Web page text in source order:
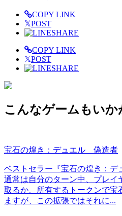
COPY LINK
𝕏POST
SHARE
COPY LINK
𝕏POST
SHARE
こんなゲームもいか
宝石の煌き：デュエル 偽造者
ベストセラー『宝石の煌き：デ
通常は自分のターン中、プレイ
取るか、所有するトークンで宝
ますが、この拡張ではそれに...